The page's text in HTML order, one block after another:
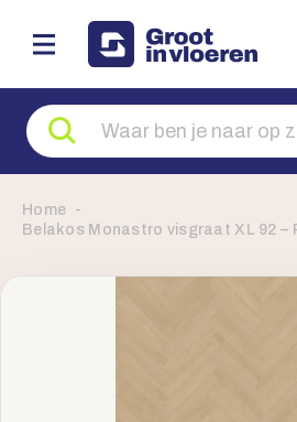
Zoeken
naar
producten
Home
Belakos Monastro visgraat XL 92 –